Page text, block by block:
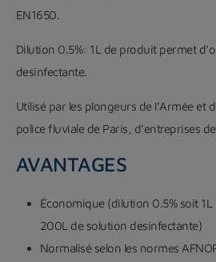
EN1650.
Dilution 0.5%: 1L de produit permet
desinfectante.
Utilisé par les plongeurs de l’Armée et
police fluviale de Paris, d’entreprises
AVANTAGES
Économique (dilution 0.5% soit
200L de solution desinfectante)
Normalisé selon les normes